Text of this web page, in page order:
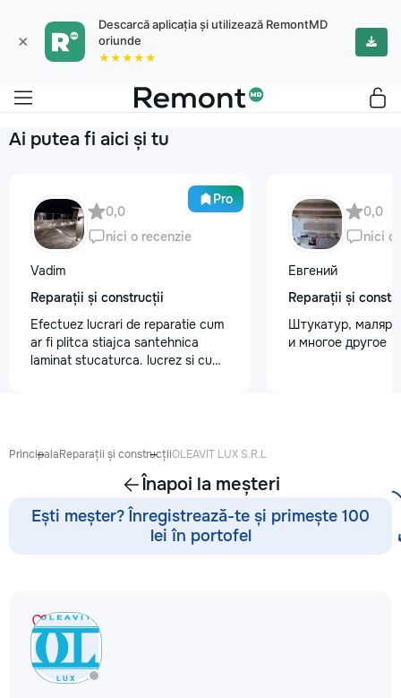
×
Descarcă aplicația și utilizează RemontMD
oriunde
★★★★★
Ai putea fi aici și tu
Pro
0,0
nici o recenzie
Vadim
Reparații și construcții
Efectuez lucrari de reparatie cum
ar fi plitca stiajca santehnica
laminat stucaturca. lucrez si cu
0,0
nici o
Евгений
Reparații și
Штукатур, маляр ,
и многое другое
PrincipalaReparații și construcțiiOLEAVIT LUX S.R.L
Înapoi la meșteri
Ești meșter? Înregistrează-te și primește 100
lei în portofel